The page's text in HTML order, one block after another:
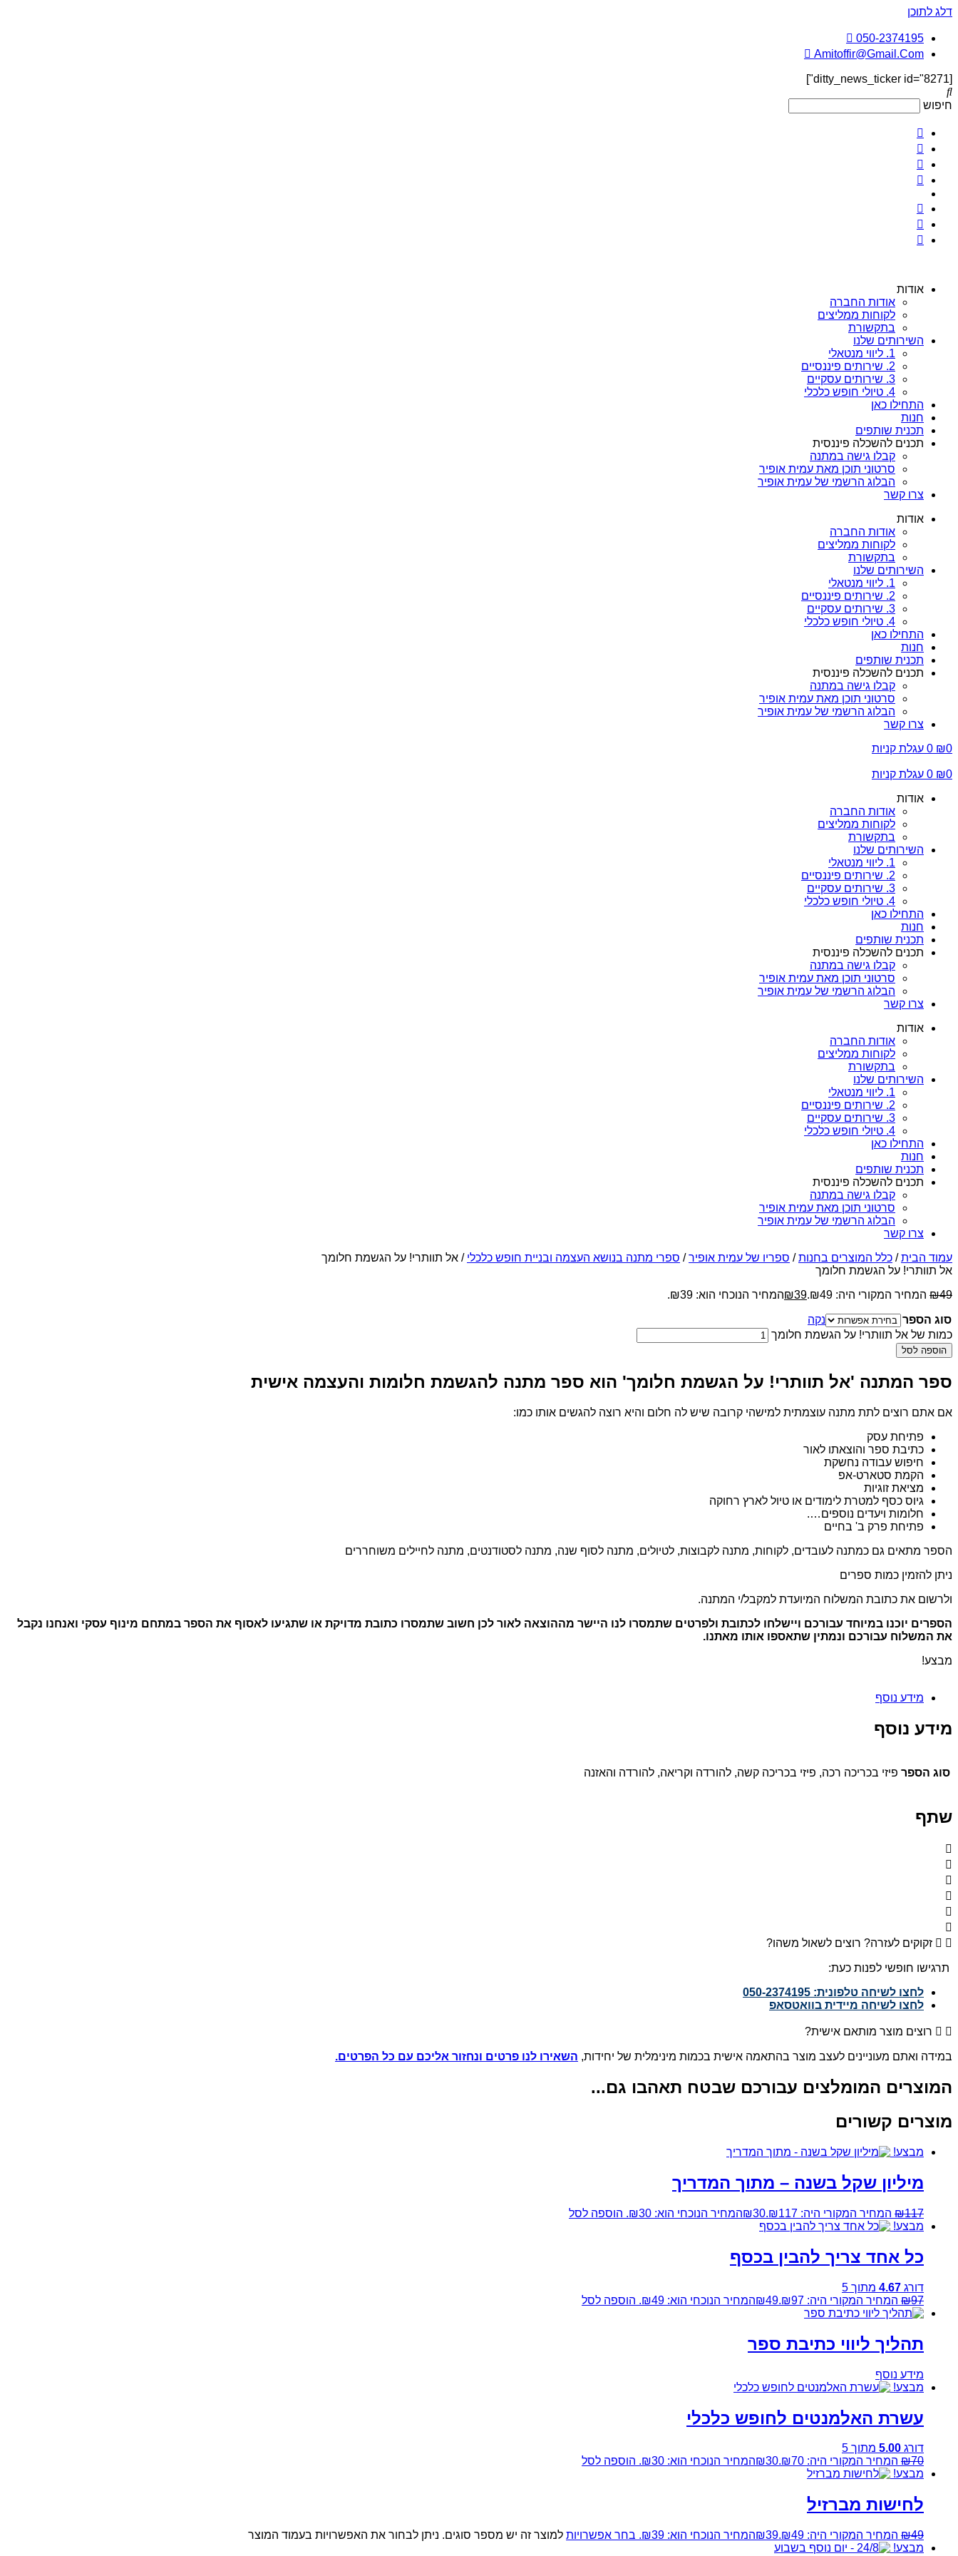
דלג לתוכן
050-2374195
Amitoffir@Gmail.Com
[ditty_news_ticker id="8271"]
חיפוש
אודות
אודות החברה
לקוחות ממליצים
בתקשורת
השירותים שלנו
1. ליווי מנטאלי
2. שירותים פיננסיים
3. שירותים עסקיים
4. טיולי חופש כלכלי
התחילו כאן
חנות
תכנית שותפים
תכנים להשכלה פיננסית
קבלו גישה במתנה
סרטוני תוכן מאת עמית אופיר
הבלוג הרשמי של עמית אופיר
צרו קשר
אודות
אודות החברה
לקוחות ממליצים
בתקשורת
השירותים שלנו
1. ליווי מנטאלי
2. שירותים פיננסיים
3. שירותים עסקיים
4. טיולי חופש כלכלי
התחילו כאן
חנות
תכנית שותפים
תכנים להשכלה פיננסית
קבלו גישה במתנה
סרטוני תוכן מאת עמית אופיר
הבלוג הרשמי של עמית אופיר
צרו קשר
₪0
0 עגלת קניות
₪0
0 עגלת קניות
אודות
אודות החברה
לקוחות ממליצים
בתקשורת
השירותים שלנו
1. ליווי מנטאלי
2. שירותים פיננסיים
3. שירותים עסקיים
4. טיולי חופש כלכלי
התחילו כאן
חנות
תכנית שותפים
תכנים להשכלה פיננסית
קבלו גישה במתנה
סרטוני תוכן מאת עמית אופיר
הבלוג הרשמי של עמית אופיר
צרו קשר
אודות
אודות החברה
לקוחות ממליצים
בתקשורת
השירותים שלנו
1. ליווי מנטאלי
2. שירותים פיננסיים
3. שירותים עסקיים
4. טיולי חופש כלכלי
התחילו כאן
חנות
תכנית שותפים
תכנים להשכלה פיננסית
קבלו גישה במתנה
סרטוני תוכן מאת עמית אופיר
הבלוג הרשמי של עמית אופיר
צרו קשר
עמוד הבית/ כלל המוצרים בחנות/ ספריו של עמית אופיר/ ספרי מתנה בנושא העצמה ובניית חופש כלכלי / אל תוותרי! על הגשמת חלומך
אל תוותרי! על הגשמת חלומך
₪49 המחיר המקורי היה: ₪49. ₪39 המחיר הנוכחי הוא: ₪39.
סוג הספר
נקה
כמות של אל תוותרי! על הגשמת חלומך
הוספה לסל
ספר המתנה 'אל תוותרי! על הגשמת חלומך' הוא ספר מתנה להגשמת חלומות והעצמה אישית
אם אתם רוצים לתת מתנה עוצמתית למישהי קרובה שיש לה חלום והיא רוצה להגשים אותו כמו:
פתיחת עסק
כתיבת ספר והוצאתו לאור
חיפוש עבודה נחשקת
הקמת סטארט-אפ
מציאת זוגיות
גיוס כסף למטרת לימודים או טיול לארץ רחוקה
חלומות ויעדים נוספים….
פתיחת פרק ב' בחיים
הספר מתאים גם כמתנה לעובדים, לקוחות, מתנה לקבוצות, לטיולים, מתנה לסוף שנה, מתנה לסטודנטים, מתנה לחיילים משוחררים
ניתן להזמין כמות ספרים
ולרשום את כתובת המשלוח המיועדת למקבל/י המתנה.
הספרים יוכנו במיוחד עבורכם ויישלחו לכתובת ולפרטים שתמסרו לנו היישר מההוצאה לאור לכן חשוב שתמסרו כתובת מדויקת או שתגיעו לאסוף את הספר במתחם מינוף עסקי ואנחנו נקבל
את המשלוח עבורכם ונמתין שתאספו אותו מאתנו.
מבצע!
מידע נוסף
מידע נוסף
סוג הספר פיזי בכריכה רכה, פיזי בכריכה קשה, להורדה וקריאה, להורדה והאזנה
שתף
זקוקים לעזרה? רוצים לשאול משהו?
תרגישו חופשי לפנות כעת:
לחצו לשיחה טלפונית: 050-2374195
לחצו לשיחה מיידית בוואטסאפ
רוצים מוצר מותאם אישית?
במידה ואתם מעוניינים לעצב מוצר בהתאמה אישית בכמות מינימלית של יחידות, השאירו לנו פרטים ונחזור אליכם עם כל הפרטים.
המוצרים המומלצים עבורכם שבטח תאהבו גם...
מוצרים קשורים
מבצע!
מיליון שקל בשנה – מתוך המדריך
₪117 המחיר המקורי היה: ₪117. ₪30 המחיר הנוכחי הוא: ₪30.
הוספה לסל
מבצע!
כל אחד צריך להבין בכסף
דורג 4.67 מתוך 5
₪97 המחיר המקורי היה: ₪97. ₪49 המחיר הנוכחי הוא: ₪49. הוספה לסל
תהליך ליווי כתיבת ספר
מידע נוסף
מבצע!
עשרת האלמנטים לחופש כלכלי
דורג 5.00 מתוך 5
₪70 המחיר המקורי היה: ₪70. ₪30 המחיר הנוכחי הוא: ₪30.
הוספה לסל
מבצע!
לחישות מברזיל
₪49 המחיר המקורי היה: ₪49. ₪39 המחיר הנוכחי הוא: ₪39. בחר אפשרויות למוצר זה יש מספר סוגים. ניתן לבחור את האפשרויות בעמוד המוצר
מבצע!